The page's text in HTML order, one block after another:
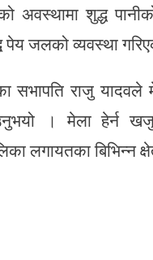
अवस्थामा शुद्ध
पेय जलको व्यवस्था
राजु यादवले
। मेला हेर्न
लगायतका बिभिन्न